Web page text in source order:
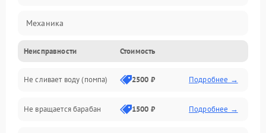
Механика
Электропитание
Водоснабжение
Слив
Неисправности Стоимость
Не сливает воду (помпа) 2500 ₽ Подробнее →
Не вращается барабан 1500 ₽ Подробнее →